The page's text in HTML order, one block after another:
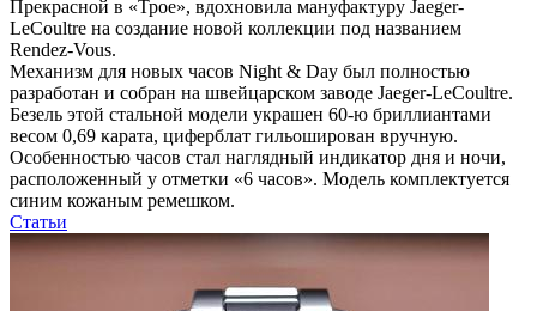
Прекрасной в «Трое», вдохновила мануфактуру Jaeger-
LeCoultre на создание новой коллекции под названием
Rendez-Vous.
Механизм для новых часов Night & Day был полностью
разработан и собран на швейцарском заводе Jaeger-LeCoultre.
Безель этой стальной модели украшен 60-ю бриллиантами
весом 0,69 карата, циферблат гильоширован вручную.
Особенностью часов стал наглядный индикатор дня и ночи,
расположенный у отметки «6 часов». Модель комплектуется
синим кожаным ремешком.
Статьи